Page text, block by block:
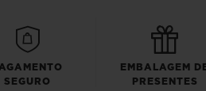
SEGURO
EMBALAGEM
PRESENTES